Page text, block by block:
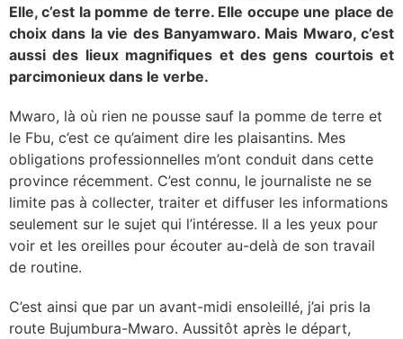
Elle, c’est la pomme de terre. Elle occupe une place de
choix dans la vie des Banyamwaro. Mais Mwaro, c’est
aussi des lieux magnifiques et des gens courtois et
parcimonieux dans le verbe.
Mwaro, là où rien ne pousse sauf la pomme de terre et
le Fbu, c’est ce qu’aiment dire les plaisantins. Mes
obligations professionnelles m’ont conduit dans cette
province récemment. C’est connu, le journaliste ne se
limite pas à collecter, traiter et diffuser les informations
seulement sur le sujet qui l’intéresse. Il a les yeux pour
voir et les oreilles pour écouter au-delà de son travail
de routine.
C’est ainsi que par un avant-midi ensoleillé, j’ai pris la
route Bujumbura-Mwaro. Aussitôt après le départ,